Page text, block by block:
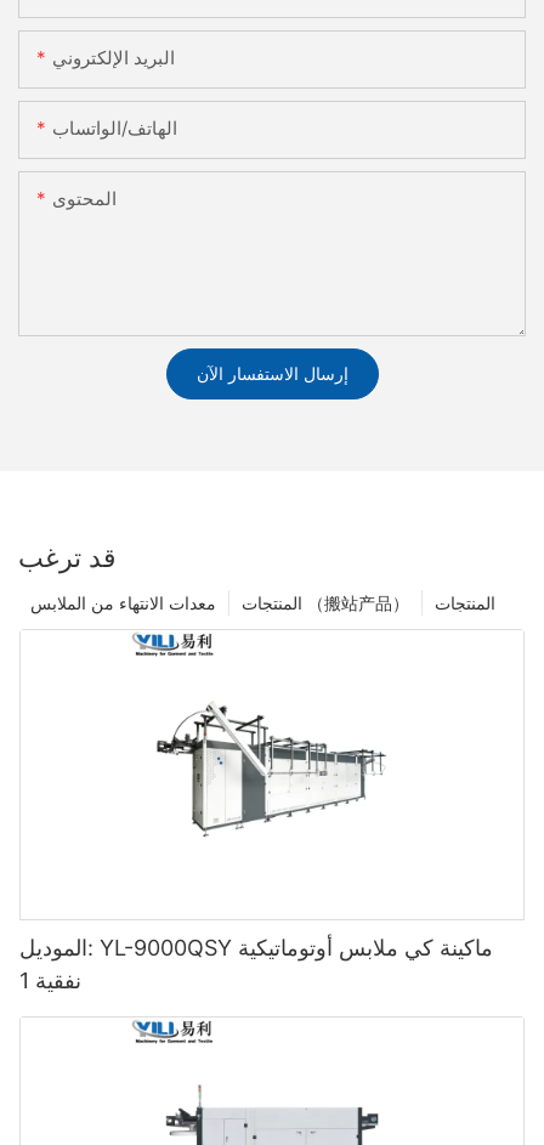
البريد الإلكتروني
الهاتف/الواتساب
المحتوى
إرسال الاستفسار الآن
قد ترغب
المنتجات المنتجات （搬站产品） معدات الانتهاء من الملابس
الموديل: YL-9000QSY ماكينة كي ملابس أوتوماتيكية
نفقية 1